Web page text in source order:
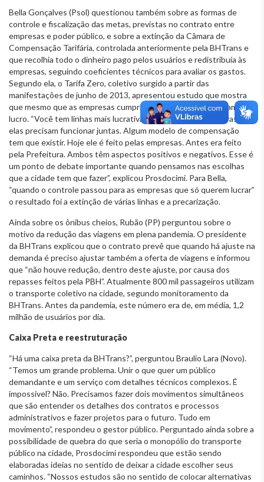
Bella Gonçalves (Psol) questionou também sobre as formas de
controle e fiscalização das metas, previstas no contrato entre
empresas e poder público, e sobre a extinção da Câmara de
Compensação Tarifária, controlada anteriormente pela BHTrans e
que recolhia todo o dinheiro pago pelos usuários e redistribuía às
empresas, seguindo coeficientes técnicos para avaliar os gastos.
Segundo ela, o Tarifa Zero, coletivo surgido a partir das
manifestações de junho de 2013, apresentou estudo que mostra
que mesmo que as empresas cumprissem as metas elas teriam
lucro. “Você tem linhas mais lucrativas, outras pouco lucrativas e
elas precisam funcionar juntas. Algum modelo de compensação
tem que existir. Hoje ele é feito pelas empresas. Antes era feito
pela Prefeitura. Ambos têm aspectos positivos e negativos. Esse é
um ponto de debate importante quando pensamos nas escolhas
que a cidade tem que fazer”, explicou Prosdocimi. Para Bella,
“quando o controle passou para as empresas que só querem lucrar”
o resultado foi a extinção de várias linhas e a precarização.
Ainda sobre os ônibus cheios, Rubão (PP) perguntou sobre o
motivo da redução das viagens em plena pandemia. O presidente
da BHTrans explicou que o contrato prevê que quando há ajuste na
demanda é preciso ajustar também a oferta de viagens e informou
que “não houve redução, dentro deste ajuste, por causa dos
repasses feitos pela PBH”. Atualmente 800 mil passageiros utilizam
o transporte coletivo na cidade, segundo monitoramento da
BHTrans. Antes da pandemia, este número era de, em média, 1,2
milhão de usuários por dia.
Caixa Preta e reestruturação
“Há uma caixa preta da BHTrans?”, perguntou Braulio Lara (Novo).
“Temos um grande problema. Unir o que quer um público
demandante e um serviço com detalhes técnicos complexos. É
impossível? Não. Precisamos fazer dois movimentos simultâneos
que são entender os detalhes dos contratos e processos
administrativos e fazer projetos para o futuro. Tudo em
movimento”, respondeu o gestor público. Perguntado ainda sobre a
possibilidade de quebra do que seria o monopólio do transporte
público na cidade, Prosdocimi respondeu que estão sendo
elaboradas ideias no sentido de deixar a cidade escolher seus
caminhos. “Nossos estudos são no sentido de colocar alternativas